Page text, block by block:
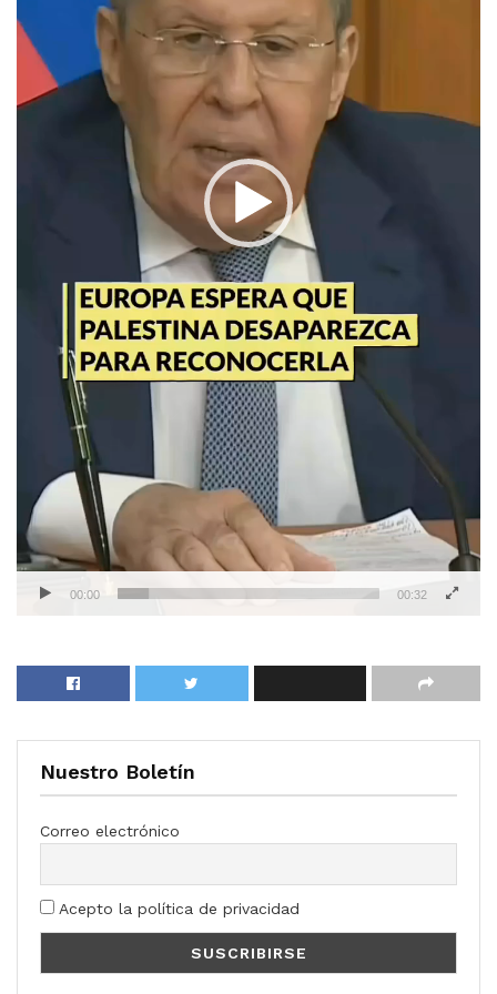
00:00 00:32
Nuestro Boletín
Correo electrónico
Acepto la política de privacidad